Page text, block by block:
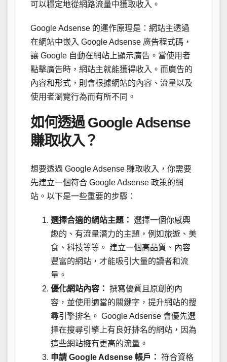
可以穩定地從網路流量中獲取收入。
Google Adsense 的運作原理是：網站主透過
在網站中嵌入 Google Adsense 廣告程式碼，
讓 Google 自動在網站上顯示廣告。當使用者
點擊廣告時，網站主就能獲得收入。而廣告的
內容和形式，則會根據網站的內容、流量以及
使用者瀏覽行為而有所不同。
如何透過 Google Adsense
賺取收入？
想要透過 Google Adsense 賺取收入，你需要
先建立一個符合 Google Adsense 政策的網
站。以下是一些重要的步驟：
選擇合適的網站主題： 選擇一個你感興
趣的、有流量潛力的主題，例如旅遊、美
食、科技等等。 建立一個高品質、內容
豐富的網站，才能吸引大量的讀者和流
量。
優化網站內容： 撰寫優質且原創的內
容，並使用適當的關鍵字，提升網站的搜
尋引擎排名。 Google Adsense 會優先選
擇在搜尋引擎上有良好排名的網站，因為
這些網站擁有更高的流量。
申請 Google Adsense 帳戶： 符合資格